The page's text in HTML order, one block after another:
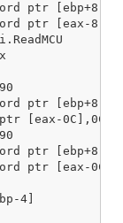
ptr [ebp+8]
ptr [eax-8]
ptr [ebp+8]
[eax-0C],0C0
ptr [ebp+8]
ptr [eax-0C]
4]